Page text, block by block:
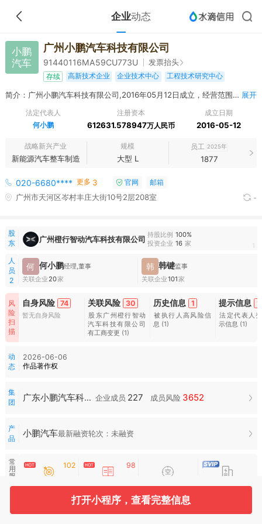
企业动态
小鹏
汽车
广州小鹏汽车科技有限公司
91440116MA59CU773U 发票抬头
存续 高新技术企业 企业技术中心 工程技术研究中心
简介：广州小鹏汽车科技有限公司,2016年05月12日成立，经营范围包括工程和技术研究和试验发展;技术服务、技术开发、技术咨询、技术交流、技术转让、技术推广;充电桩销售;汽车零配件批发;汽车销售;机动车充电销售;集中式快速充电站;工业设计服务;新能源汽车整车销售;通信设备制造;互联网销售（除销售需要许可的商品）;机械电气设备制造;电气机械设备销售;电气设备销售;电力电子元器件制造;电力电子元器件销售;软件销售;软件开发;信息技术咨询服务;机动车修理和维护;非居住房地产租赁;机械设备租赁;仓储设备租赁服务;小微型客车租赁经营服务;物业管理;技术进出口;货物进出口;停车场服务;健身休闲活动;体育用品设备出租;体育场地设施经营（不含高危险性体育运动）;组织体育表演活动;租赁服务（不含许可类租赁服务）;公园、景区小型设施娱乐活动;柜台、摊位出租;会议及展览服务;广告发布;休闲观光活动;科普宣传服务;园林绿化工程施工;票务代理服务;城市公园管理; 展开
法定代表人
何小鹏
注册资本
612631.578947万人民币
成立日期
2016-05-12
战略新兴产业
新能源汽车整车制造
规模
大型 L
员工 2025年
1877
020-6680**** 更多 3 官网 邮箱
广州市天河区岑村丰庄大街10号2层208室 -
股
东
广州橙行智动汽车科技有限公司 持股比例 100%
投资企业 16 家 1
人
员
2
何 何小鹏经理,董事
关联企业 20家
韩 韩键监事
关联企业101家
风
险
扫
描
自身风险 74
暂无自身风险
关联风险 30
股东广州橙行智动
汽车科技有限公司
有工商变更 (1)
历史信息 1
被执行人高风险信
息 (1)
提示信息
法定代表人
示信息 (1)
动
态
2026-06-06
作品著作权
集
团
广东小鹏汽车科技集团有限公司集团 企业成员 227 成员风险 3652
产
品
小鹏汽车最新融资轮次：未融资
常
用
服
102 98
滴
打开小程序，查看完整信息